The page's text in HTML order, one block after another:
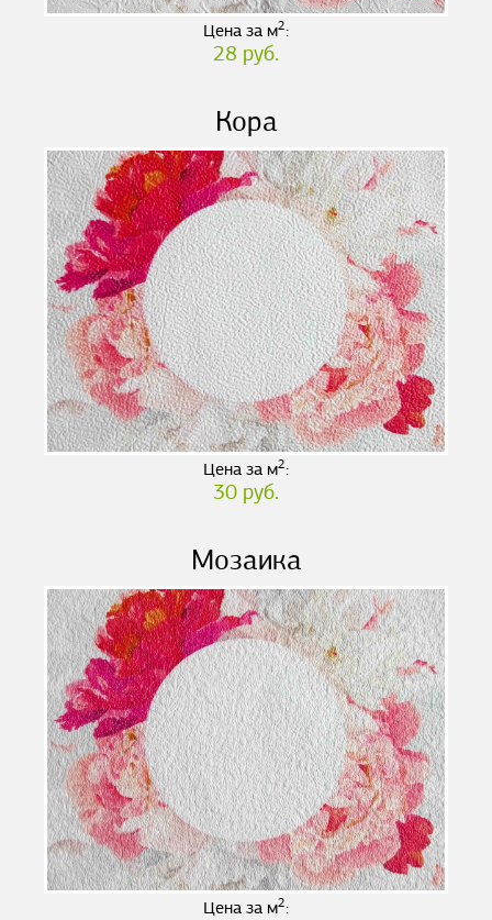
Цена за м2:
28 руб.
Кора
Цена за м2:
30 руб.
Мозаика
Цена за м2: